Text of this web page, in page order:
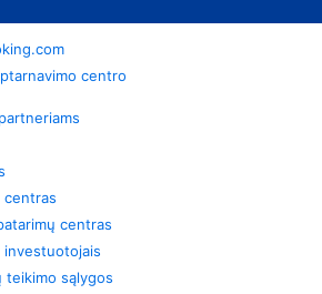
centro
centras
centras
investuotojais
teikimo sąlygos